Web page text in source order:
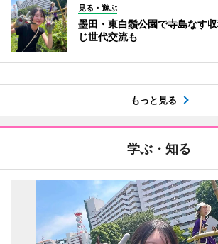
見る・遊ぶ
墨田・東白鬚公園で寺島なす
じ世代交流も
もっと見る
学ぶ・知る